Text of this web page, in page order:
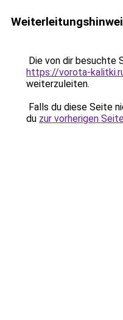
Die von dir besuchte
https://vorota-
weiterzuleiten.
Falls du diese Seite
du zur vorherigen